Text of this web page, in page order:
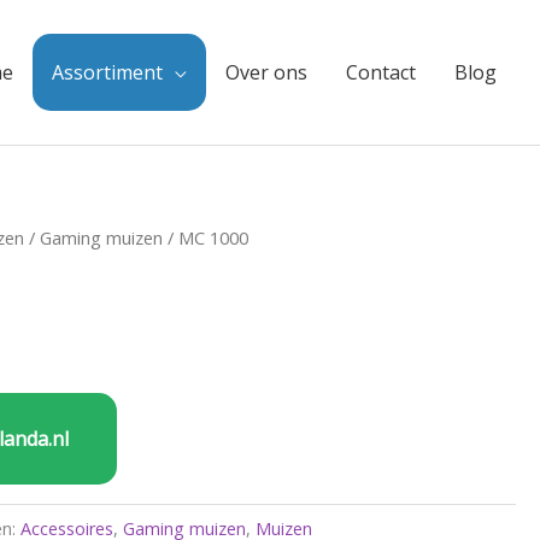
Assortiment Over ons Contact Blog
/ Gaming muizen / MC 1000
Accessoires,Gaming muizen, Muizen